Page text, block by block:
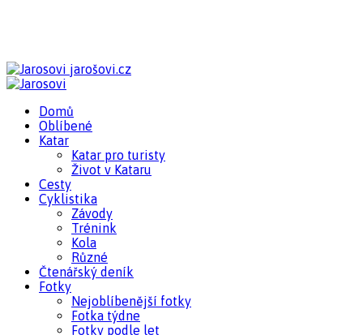
jarošovi.cz
Domů
Oblíbené
Katar
Katar pro turisty
Život v Kataru
Cesty
Cyklistika
Závody
Trénink
Kola
Různé
Čtenářský deník
Fotky
Nejoblíbenější fotky
Fotka týdne
Fotky podle let